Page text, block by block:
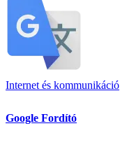
Internet és kommunikáció
Google Fordító